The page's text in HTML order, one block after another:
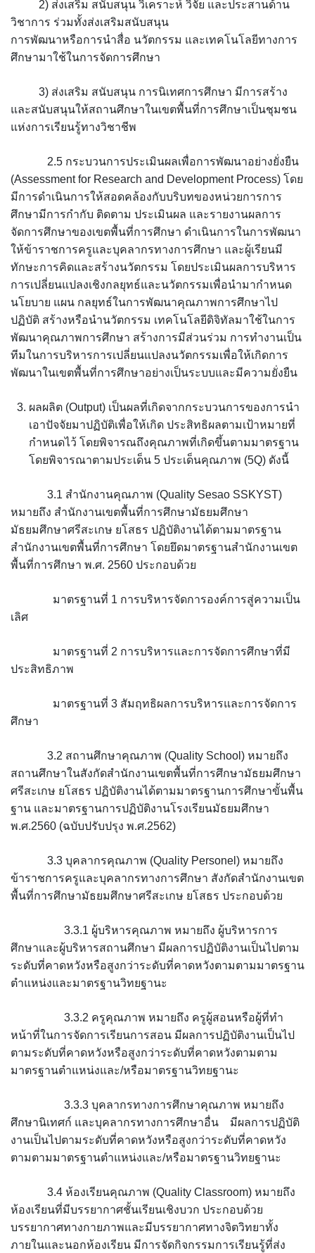
2) ส่งเสริม สนับสนุน วิเคราะห์ วิจัย และประสานด้าน
วิชาการ ร่วมทั้งส่งเสริมสนับสนุน
การพัฒนาหรือการนำสื่อ นวัตกรรม และเทคโนโลยีทางการ
ศึกษามาใช้ในการจัดการศึกษา
3) ส่งเสริม สนับสนุน การนิเทศการศึกษา มีการสร้าง
และสนับสนุนให้สถานศึกษาในเขตพื้นที่การศึกษาเป็นชุมชน
แห่งการเรียนรู้ทางวิชาชีพ
2.5 กระบวนการประเมินผลเพื่อการพัฒนาอย่างยั่งยืน
(Assessment for Research and Development Process) โดย
มีการดำเนินการให้สอดคล้องกับบริบทของหน่วยการการ
ศึกษามีการกำกับ ติดตาม ประเมินผล และรายงานผลการ
จัดการศึกษาของเขตพื้นที่การศึกษา ดำเนินการในการพัฒนา
ให้ข้าราชการครูและบุคลากรทางการศึกษา และผู้เรียนมี
ทักษะการคิดและสร้างนวัตกรรม โดยประเมินผลการบริหาร
การเปลี่ยนแปลงเชิงกลยุทธ์และนวัตกรรมเพื่อนำมากำหนด
นโยบาย แผน กลยุทธ์ในการพัฒนาคุณภาพการศึกษาไป
ปฏิบัติ สร้างหรือนำนวัตกรรม เทคโนโลยีดิจิทัลมาใช้ในการ
พัฒนาคุณภาพการศึกษา สร้างการมีส่วนร่วม การทำงานเป็น
ทีมในการบริหารการเปลี่ยนแปลงนวัตกรรมเพื่อให้เกิดการ
พัฒนาในเขตพื้นที่การศึกษาอย่างเป็นระบบและมีความยั่งยืน
ผลผลิต (Output) เป็นผลที่เกิดจากกระบวนการของการนำ
เอาปัจจัยมาปฏิบัติเพื่อให้เกิด ประสิทธิผลตามเป้าหมายที่
กำหนดไว้ โดยพิจารณถึงคุณภาพที่เกิดขึ้นตามมาตรฐาน
โดยพิจารณาตามประเด็น 5 ประเด็นคุณภาพ (5Q) ดังนี้
3.1 สำนักงานคุณภาพ (Quality Sesao SSKYST)
หมายถึง สำนักงานเขตพื้นที่การศึกษามัธยมศึกษา
มัธยมศึกษาศรีสะเกษ ยโสธร ปฏิบัติงานได้ตามมาตรฐาน
สำนักงานเขตพื้นที่การศึกษา โดยยึดมาตรฐานสำนักงานเขต
พื้นที่การศึกษา พ.ศ. 2560 ประกอบด้วย
มาตรฐานที่ 1 การบริหารจัดการองค์การสู่ความเป็น
เลิศ
มาตรฐานที่ 2 การบริหารและการจัดการศึกษาที่มี
ประสิทธิภาพ
มาตรฐานที่ 3 สัมฤทธิผลการบริหารและการจัดการ
ศึกษา
3.2 สถานศึกษาคุณภาพ (Quality School) หมายถึง
สถานศึกษาในสังกัดสำนักงานเขตพื้นที่การศึกษามัธยมศึกษา
ศรีสะเกษ ยโสธร ปฏิบัติงานได้ตามมาตรฐานการศึกษาขั้นพื้น
ฐาน และมาตรฐานการปฏิบัติงานโรงเรียนมัธยมศึกษา
พ.ศ.2560 (ฉบับปรับปรุง พ.ศ.2562)
3.3 บุคลากรคุณภาพ (Quality Personel) หมายถึง
ข้าราชการครูและบุคลากรทางการศึกษา สังกัดสำนักงานเขต
พื้นที่การศึกษามัธยมศึกษาศรีสะเกษ ยโสธร ประกอบด้วย
3.3.1 ผู้บริหารคุณภาพ หมายถึง ผู้บริหารการ
ศึกษาและผู้บริหารสถานศึกษา มีผลการปฏิบัติงานเป็นไปตาม
ระดับที่คาดหวังหรือสูงกว่าระดับที่คาดหวังตามตามมาตรฐาน
ตำแหน่งและมาตรฐานวิทยฐานะ
3.3.2 ครูคุณภาพ หมายถึง ครูผู้สอนหรือผู้ที่ทำ
หน้าที่ในการจัดการเรียนการสอน มีผลการปฏิบัติงานเป็นไป
ตามระดับที่คาดหวังหรือสูงกว่าระดับที่คาดหวังตามตาม
มาตรฐานตำแหน่งและ/หรือมาตรฐานวิทยฐานะ
3.3.3 บุคลากรทางการศึกษาคุณภาพ หมายถึง
ศึกษานิเทศก์ และบุคลากรทางการศึกษาอื่น มีผลการปฏิบัติ
งานเป็นไปตามระดับที่คาดหวังหรือสูงกว่าระดับที่คาดหวัง
ตามตามมาตรฐานตำแหน่งและ/หรือมาตรฐานวิทยฐานะ
3.4 ห้องเรียนคุณภาพ (Quality Classroom) หมายถึง
ห้องเรียนที่มีบรรยากาศชั้นเรียนเชิงบวก ประกอบด้วย
บรรยากาศทางกายภาพและมีบรรยากาศทางจิตวิทยาทั้ง
ภายในและนอกห้องเรียน มีการจัดกิจกรรมการเรียนรู้ที่ส่ง